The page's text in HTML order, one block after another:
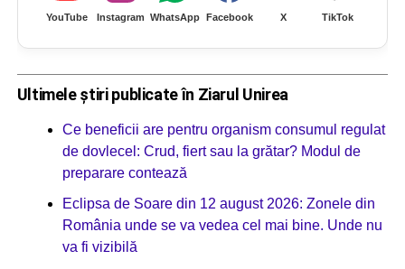
YouTube Instagram WhatsApp Facebook X TikTok
Ultimele știri publicate în Ziarul Unirea
Ce beneficii are pentru organism consumul regulat
de dovlecel: Crud, fiert sau la grătar? Modul de
preparare contează
Eclipsa de Soare din 12 august 2026: Zonele din
România unde se va vedea cel mai bine. Unde nu
va fi vizibilă